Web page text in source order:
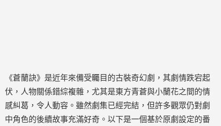
《蒼蘭訣》是近年來備受矚目的古裝奇幻劇，其劇情跌宕起
伏，人物關係錯綜複雜，尤其是東方青蒼與小蘭花之間的情
感糾葛，令人動容。雖然劇集已經完結，但許多觀眾仍對劇
中角色的後續故事充滿好奇。以下是一個基於原劇設定的番